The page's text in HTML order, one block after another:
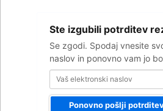
Ste izgubili potrditev
Se zgodi. Spodaj vnesite
naslov in ponovno vam jo
elektronski
naslov
Ponovno pošlji